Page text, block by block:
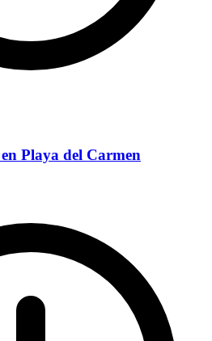
Playa del Carmen